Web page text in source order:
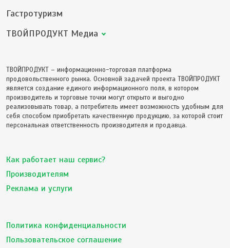
Гастротуризм
ТВОЙПРОДУКТ Медиа
ТВОЙПРОДУКТ – информационно-торговая платформа
продовольственного рынка. Основной задачей проекта ТВОЙПРОДУКТ
является создание единого информационного поля, в котором
производитель и торговые точки могут открыто и выгодно
реализовывать товар, а потребитель имеет возможность удобным для
себя способом приобретать качественную продукцию, за которой стоит
персональная ответственность производителя и продавца.
Как работает наш сервис?
Производителям
Реклама и услуги
Политика конфиденциальности
Пользовательское соглашение